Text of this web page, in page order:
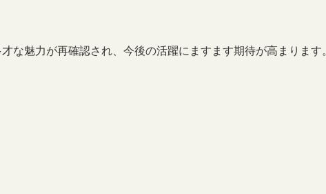
な魅力が再確認され、今後の活躍にますます期待が高まります。